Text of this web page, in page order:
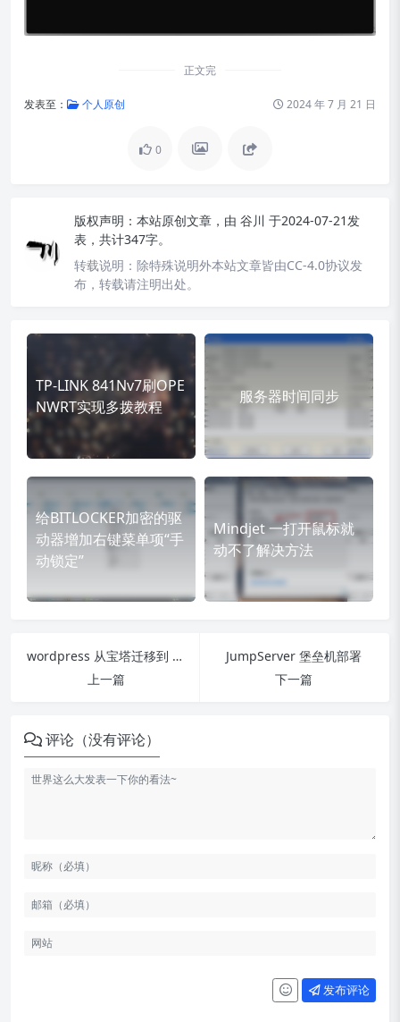
正文完
发表至： 个人原创 2024 年 7 月 21 日
0
版权声明： 本站原创文章，由 谷川 于2024-07-21发
表，共计347字。
转载说明： 除特殊说明外本站文章皆由CC-4.0协议发
布，转载请注明出处。
TP-LINK 841Nv7刷OPE
NWRT实现多拨教程
服务器时间同步
给BITLOCKER加密的驱
动器增加右键菜单项“手
动锁定”
Mindjet 一打开鼠标就
动不了解决方法
wordpress 从宝塔迁移到 1panel
上一篇
JumpServer 堡垒机部署
下一篇
评论（没有评论）
发布评论